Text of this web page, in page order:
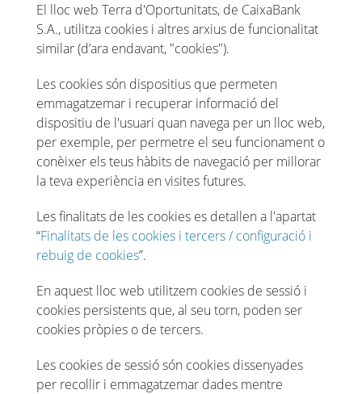
El lloc web Terra d'Oportunitats, de CaixaBank
S.A., utilitza cookies i altres arxius de funcionalitat
similar (d’ara endavant, "cookies").
Les cookies són dispositius que permeten
emmagatzemar i recuperar informació del
dispositiu de l'usuari quan navega per un lloc web,
per exemple, per permetre el seu funcionament o
conèixer els teus hàbits de navegació per millorar
la teva experiència en visites futures.
Les finalitats de les cookies es detallen a l'apartat
“Finalitats de les cookies i tercers / configuració i
rebuig de cookies”.
En aquest lloc web utilitzem cookies de sessió i
cookies persistents que, al seu torn, poden ser
cookies pròpies o de tercers.
Les cookies de sessió són cookies dissenyades
per recollir i emmagatzemar dades mentre